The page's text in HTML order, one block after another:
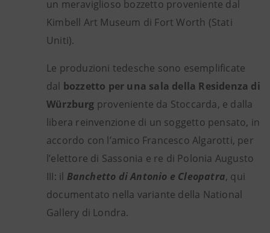
un meraviglioso bozzetto proveniente dal
Kimbell Art Museum di Fort Worth (Stati
Uniti).
Le produzioni tedesche sono esemplificate
dal bozzetto per una sala della Residenza di
Würzburg proveniente da Stoccarda, e dalla
libera reinvenzione di un soggetto pensato, in
accordo con l’amico Francesco Algarotti, per
l’elettore di Sassonia e re di Polonia Augusto
III: il Banchetto di Antonio e Cleopatra, qui
documentato nella variante della National
Gallery di Londra.